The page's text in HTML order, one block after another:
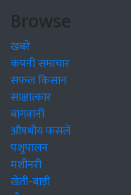
Browse
खबरें
कंपनी समाचार
सफल किसान
साक्षात्कार
बागवानी
औषधीय फसलें
पशुपालन
मशीनरी
खेती-बाड़ी